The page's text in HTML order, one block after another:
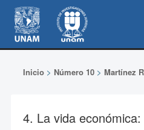
Inicio> Número 10> Martínez
4. La vida